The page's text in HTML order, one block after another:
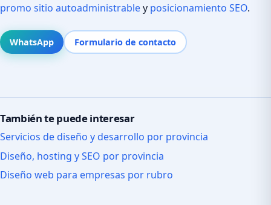
promo sitio autoadministrabley posicionamiento SEO.
WhatsApp Formulario de contacto
También te puede interesar
Servicios de diseño y desarrollo por provincia
Diseño, hosting y SEO por provincia
Diseño web para empresas por rubro